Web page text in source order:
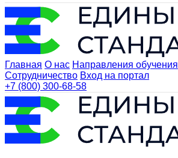
Главная О нас Направления обучения
Сотрудничество Вход на портал
+7 (800) 300-68-58